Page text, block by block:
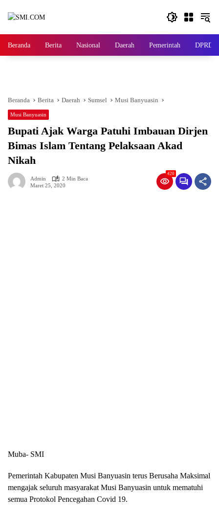
Beranda Berita Nasional Daerah Pemerintah DPRD
Beranda Berita Daerah Sumsel Musi Banyuasin
Musi Banyuasin
Bupati Ajak Warga Patuhi Imbauan Dirjen
Bimas Islam Tentang Pelaksaan Akad
Nikah
Admin
2 Min Baca
Maret 25, 2020
420
Muba- SMI
Pemerintah Kabupaten Musi Banyuasin terus Berusaha Maksimal
mengajak seluruh masyarakat Musi Banyuasin untuk mematuhi
semua Protokol Pencegahan Covid 19.